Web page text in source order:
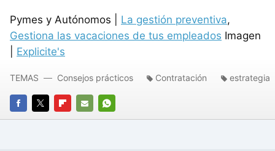
Pymes y Autónomos | La gestión preventiva,
Gestiona las vacaciones de tus empleados Imagen
Explicite's
FACEBOOK
TWITTERFLIPBOARD
E-
WHATSAPP
TEMAS Consejos prácticos Contratación estrategia